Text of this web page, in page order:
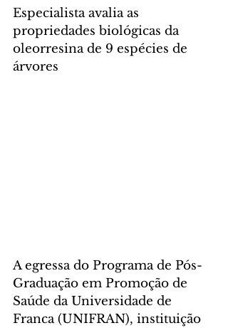
Especialista avalia as
propriedades biológicas da
oleorresina de 9 espécies de
árvores
A egressa do Programa de Pós-
Graduação em Promoção de
Saúde da Universidade de
Franca (UNIFRAN), instituição